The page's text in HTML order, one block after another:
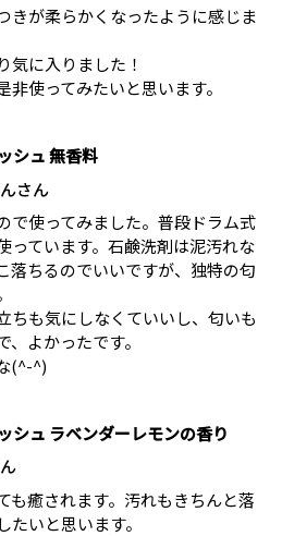
きが柔らかくなったように感じま
気に入りました！
使ってみたいと思います。
シュ 無香料
さん
で使ってみました。普段ドラム式
っています。石鹸洗剤は泥汚れな
落ちるのでいいですが、独特の匂
ちも気にしなくていいし、匂いも
よかったです。
(^-^)
シュ ラベンダーレモンの香り
も癒されます。汚れもきちんと落
いと思います。